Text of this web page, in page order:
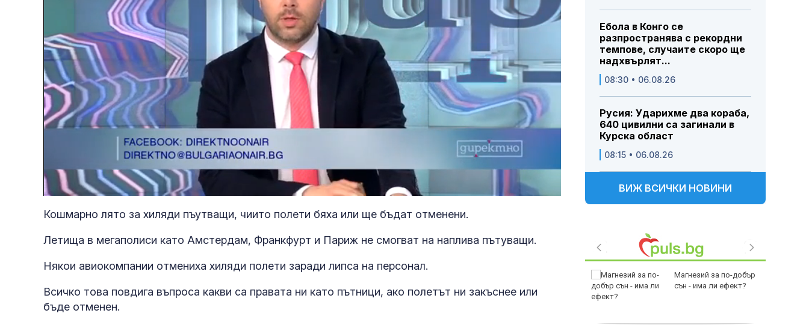
Unmute Loaded:
7.40%
Кошмарно лято за хиляди пъутващи, чиито полети бяха или ще бъдат отменени.
Летища в мегаполиси като Амстердам, Франкфурт и Париж не смогват на наплива пътуващи.
Някои авиокомпании отмениха хиляди полети заради липса на персонал.
Всичко това повдига въпроса какви са правата ни като пътници, ако полетът ни закъснее или
бъде отменен.
Ебола в Конго се
разпространява с рекордни
темпове, случаите скоро ще
надхвърлят...
08:30 • 06.08.26
Русия: Ударихме два кораба,
640 цивилни са загинали в
Курска област
08:15 • 06.08.26
ВИЖ ВСИЧКИ НОВИНИ
позволяват
Магнезий за по-добър
сън - има ли ефект?